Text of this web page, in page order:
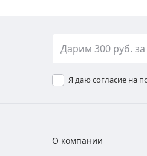
Я даю согласие на
О компании